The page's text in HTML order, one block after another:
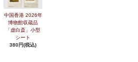
中国香港 2026年
博物館収蔵品
「虚白斎」小型
シート
380円(税込)